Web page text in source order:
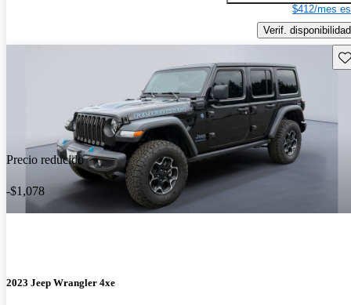
$412/mes
Verif. disponibilidad
Precio reducido
-$1,078
2023 Jeep Wrangler 4xe